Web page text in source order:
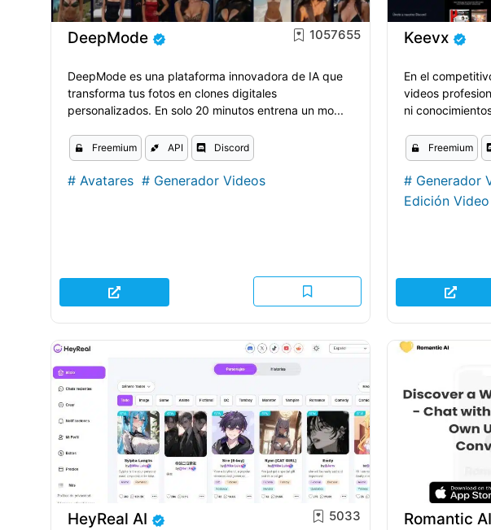
DeepMode 1057655
DeepMode es una plataforma innovadora de IA que
transforma tus fotos en clones digitales
personalizados. En solo 20 minutos entrena un mo...
Freemium API Discord
# Avatares # Generador Videos
Keevx
En el
videos
ni
Freemium
# Generador
Edición Video
HeyReal AI 5033 Romantic AI